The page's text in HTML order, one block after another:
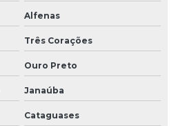
Alfenas
Três Corações
Ouro Preto
Janaúba
Cataguases